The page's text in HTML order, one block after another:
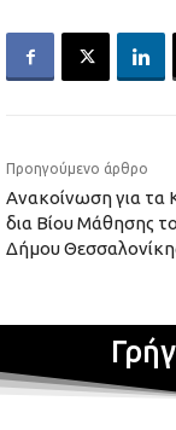
Προηγούμενο άρθρο
Ανακοίνωση για τα
δια Βίου Μάθησης
Δήμου